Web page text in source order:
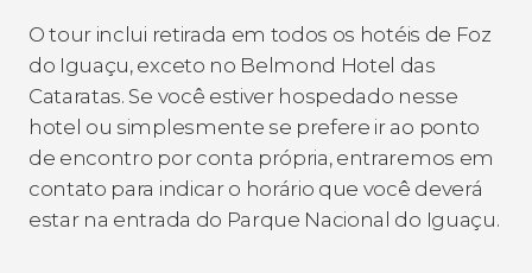
O tour inclui retirada em todos os hotéis de Foz
do Iguaçu, exceto no Belmond Hotel das
Cataratas. Se você estiver hospedado nesse
hotel ou simplesmente se prefere ir ao ponto
de encontro por conta própria, entraremos em
contato para indicar o horário que você deverá
estar na entrada do Parque Nacional do Iguaçu.